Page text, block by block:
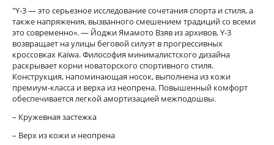
"Y-3 — это серьезное исследование сочетания спорта и стиля, а
также напряжения, вызванного смешением традиций со всеми
это современно». — Йоджи Ямамото Взяв из архивов, Y-3
возвращает на улицы беговой силуэт в прогрессивных
кроссовках Kaiwa. Философия минималистского дизайна
раскрывает корни новаторского спортивного стиля.
Конструкция, напоминающая носок, выполнена из кожи
премиум-класса и верха из неопрена. Повышенный комфорт
обеспечивается легкой амортизацией межподошвы.
– Кружевная застежка
– Верх из кожи и неопрена